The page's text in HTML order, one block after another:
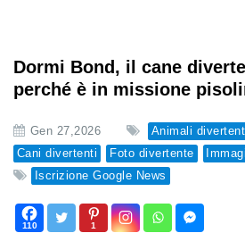
Dormi Bond, il cane
perché è in missione
Gen 27,2026 Animali
Cani divertenti
Foto divertente
Iscrizione Google News
110 1